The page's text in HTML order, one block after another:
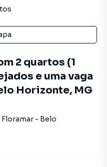
2 quartos (1
e uma vaga
Horizonte, MG
Floramar - Belo